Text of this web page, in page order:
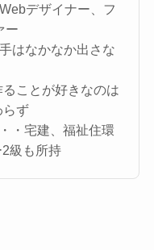
デザイナー、フ
ー
はなかなか出さな
ことが好きなのは
らず
・宅建、福祉住環
級も所持